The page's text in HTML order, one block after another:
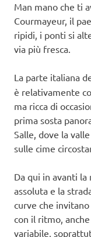
Man mano che ti
Courmayeur, il
ripidi, i ponti si
via più fresca.
La parte italiana
è relativamente
ma ricca di
prima sosta
Salle, dove la
sulle cime
Da qui in avanti
assoluta e la
curve che
con il ritmo,
variabile,